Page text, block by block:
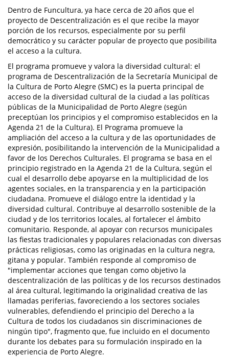
Dentro de Funcultura, ya hace cerca de 20 años que el
proyecto de Descentralización es el que recibe la mayor
porción de los recursos, especialmente por su perfil
democrático y su carácter popular de proyecto que posibilita
el acceso a la cultura.
El programa promueve y valora la diversidad cultural: el
programa de Descentralización de la Secretaría Municipal de
la Cultura de Porto Alegre (SMC) es la puerta principal de
acceso de la diversidad cultural de la ciudad a las políticas
públicas de la Municipalidad de Porto Alegre (según
preceptúan los principios y el compromiso establecidos en la
Agenda 21 de la Cultura). El Programa promueve la
ampliación del acceso a la cultura y de las oportunidades de
expresión, posibilitando la intervención de la Municipalidad a
favor de los Derechos Culturales. El programa se basa en el
principio registrado en la Agenda 21 de la Cultura, según el
cual el desarrollo debe apoyarse en la multiplicidad de los
agentes sociales, en la transparencia y en la participación
ciudadana. Promueve el diálogo entre la identidad y la
diversidad cultural. Contribuye al desarrollo sostenible de la
ciudad y de los territorios locales, al fortalecer el ámbito
comunitario. Responde, al apoyar con recursos municipales
las fiestas tradicionales y populares relacionadas con diversas
prácticas religiosas, como las originadas en la cultura negra,
gitana y popular. También responde al compromiso de
"implementar acciones que tengan como objetivo la
descentralización de las políticas y de los recursos destinados
al área cultural, legitimando la originalidad creativa de las
llamadas periferias, favoreciendo a los sectores sociales
vulnerables, defendiendo el principio del Derecho a la
Cultura de todos los ciudadanos sin discriminaciones de
ningún tipo", fragmento que, fue incluido en el documento
durante los debates para su formulación inspirado en la
experiencia de Porto Alegre.